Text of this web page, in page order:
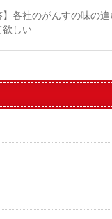
】各社のがんすの味の違
欲しい